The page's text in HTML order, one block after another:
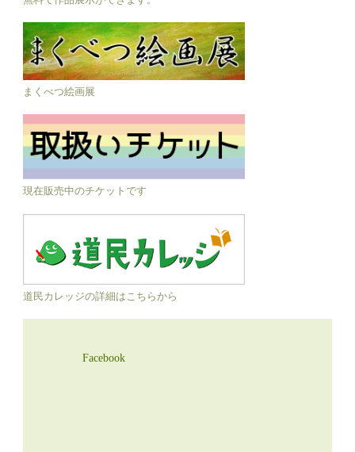
まくべつ絵画展
現在販売中のチケットです
道民カレッジの詳細はこちらから
Facebook